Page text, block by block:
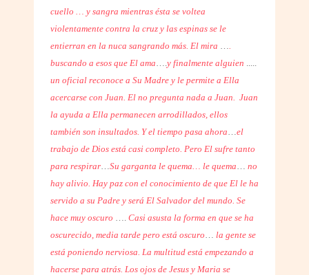
cuello … y sangra mientras ésta se voltea
violentamente contra la cruz y las espinas se le
entierran en la nuca sangrando más. El mira ….
buscando a esos que El ama….y finalmente alguien .....
un oficial reconoce a Su Madre y le permite a Ella
acercarse con Juan. El no pregunta nada a Juan. Juan
la ayuda a Ella permanecen arrodillados, ellos
también son insultados. Y el tiempo pasa ahora…el
trabajo de Dios está casi completo. Pero El sufre tanto
para respirar…Su garganta le quema… le quema… no
hay alivio. Hay paz con el conocimiento de que El le ha
servido a su Padre y será El Salvador del mundo. Se
hace muy oscuro …. Casi asusta la forma en que se ha
oscurecido, media tarde pero está oscuro… la gente se
está poniendo nerviosa. La multitud está empezando a
hacerse para atrás. Los ojos de Jesus y Maria se